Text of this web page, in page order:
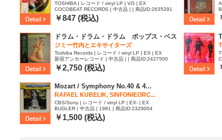
TOSHIBA | レコード / vinyl LP | VG | EX
COCOBEAT RECORDS | 中古品 | | 商品ID:2635291
￥847 (税込)
ドラム・ドラム・ドラム ポップス・ベス
ト24
ジミー竹内とエキサイターズ
Toshiba Records | レコード / vinyl LP | EX | EX
新宿アンカーレコード | 中古品 | | 商品ID:2427500
￥2,750 (税込)
Mozart / Symphony No.40 & 4...
RAFAEL KUBELIK, SINFONIEORC...
CBS/Sony | レコード / vinyl LP | EX- | EX
BUGLER | 中古品 | 1981 | 商品ID:2329004
￥1,500 (税込)